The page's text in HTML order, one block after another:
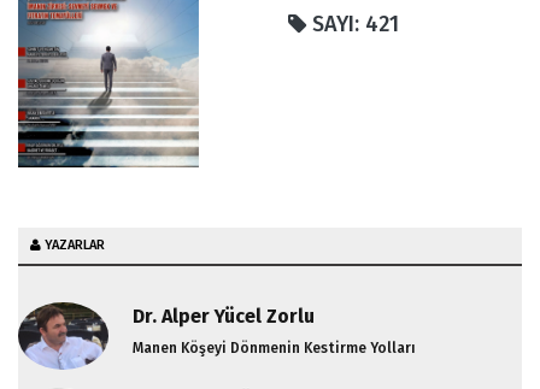
Krizden Çıkış Yolu/Feyz (212.Sayı)
Aşıklar Nasıl Yaşar
SAYI: 421
YAZARLAR
Dr. Alper Yücel Zorlu
Manen Köşeyi Dönmenin Kestirme Yolları